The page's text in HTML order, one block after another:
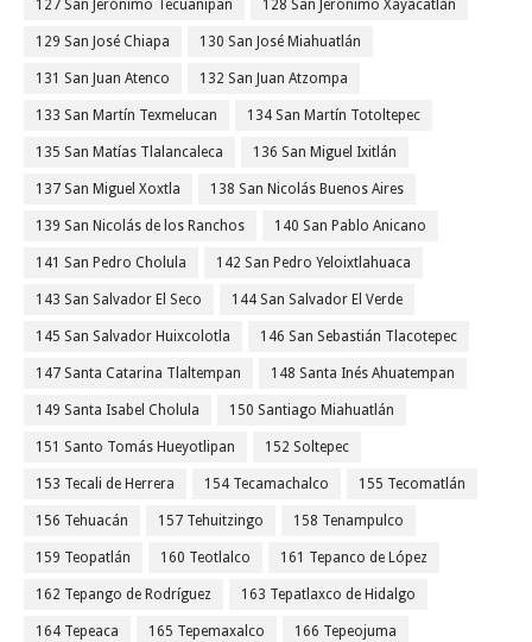
127 San Jerónimo Tecuanipan 128 San Jerónimo Xayacatlán
129 San José Chiapa 130 San José Miahuatlán
131 San Juan Atenco 132 San Juan Atzompa
133 San Martín Texmelucan 134 San Martín Totoltepec
135 San Matías Tlalancaleca 136 San Miguel Ixitlán
137 San Miguel Xoxtla 138 San Nicolás Buenos Aires
139 San Nicolás de los Ranchos 140 San Pablo Anicano
141 San Pedro Cholula 142 San Pedro Yeloixtlahuaca
143 San Salvador El Seco 144 San Salvador El Verde
145 San Salvador Huixcolotla 146 San Sebastián Tlacotepec
147 Santa Catarina Tlaltempan 148 Santa Inés Ahuatempan
149 Santa Isabel Cholula 150 Santiago Miahuatlán
151 Santo Tomás Hueyotlipan 152 Soltepec
153 Tecali de Herrera 154 Tecamachalco 155 Tecomatlán
156 Tehuacán 157 Tehuitzingo 158 Tenampulco
159 Teopatlán 160 Teotlalco 161 Tepanco de López
162 Tepango de Rodríguez 163 Tepatlaxco de Hidalgo
164 Tepeaca 165 Tepemaxalco 166 Tepeojuma